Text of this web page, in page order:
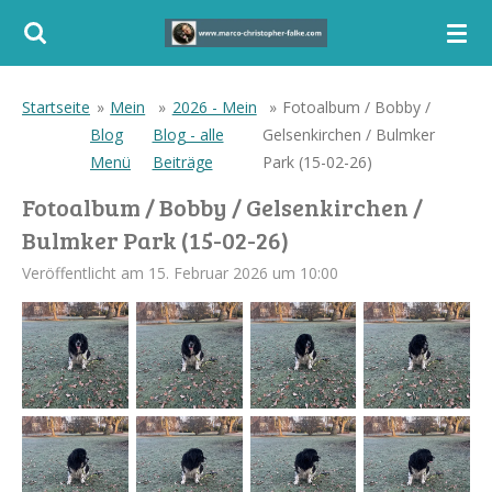
Zum
Startseite » Mein
Blog
Menü
» 2026 - Mein
Blog - alle
Beiträge
» Fotoalbum / Bobby /
Gelsenkirchen / Bulmker
Park (15-02-26)
Fotoalbum / Bobby / Gelsenkirchen /
Bulmker Park (15-02-26)
Veröffentlicht am 15. Februar 2026 um 10:00